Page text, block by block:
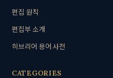
편집 원칙
편집부 소개
히브리어 용어 사전
CATEGORIES